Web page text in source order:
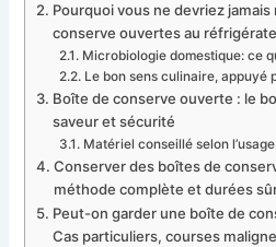
Pourquoi vous ne devriez
conserve ouvertes au
Microbiologie domestique: ce
Le bon sens culinaire, appuyé
Boîte de conserve ouverte : le
saveur et sécurité
Matériel conseillé selon l’usage
Conserver des boîtes de
méthode complète et durées
Peut-on garder une boîte de
Cas particuliers, courses